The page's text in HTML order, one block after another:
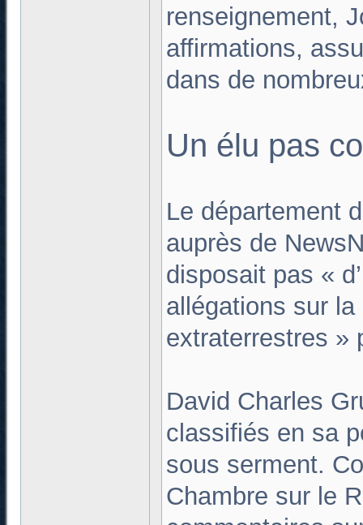
renseignement,
affirmations,
dans de
Un élu pas
Le département
auprès de
disposait pas «
allégations sur
extraterrestres »
David Charles
classifiés en sa
sous serment.
Chambre sur le